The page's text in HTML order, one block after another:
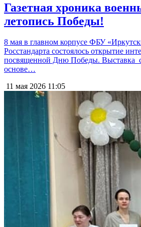
Газетная хроника
летопись Победы!
8 мая в главном корпусе ФБУ
Росстандарта состоялось открытие
посвященной Дню Победы. Выставка
основе…
11 мая 2026 11:05